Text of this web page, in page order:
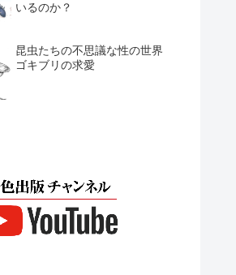
いるのか？
昆虫たちの不思議な性の世界
ゴキブリの求愛